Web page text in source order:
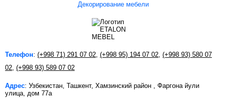
Декорирование мебели
Телефон: (+998 71) 291 07 02, (+998 95) 194 07 02, (+998 93) 580 07
02, (+998 93) 589 07 02
Адрес: Узбекистан, Ташкент, Хамзинский район , Фаргона йули
улица, дом 77а